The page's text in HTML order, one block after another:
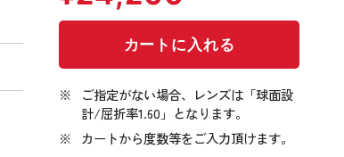
ご指定がない場合、レンズは「球面設
計/屈折率1.60」となります。
カートから度数等をご入力頂けます。